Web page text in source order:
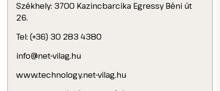
Székhely: 3700 Kazincbarcika Egressy Béni út
26.
Tel: (+36) 30 283 4380
info@net-vilag.hu
www.technology.net-vilag.hu